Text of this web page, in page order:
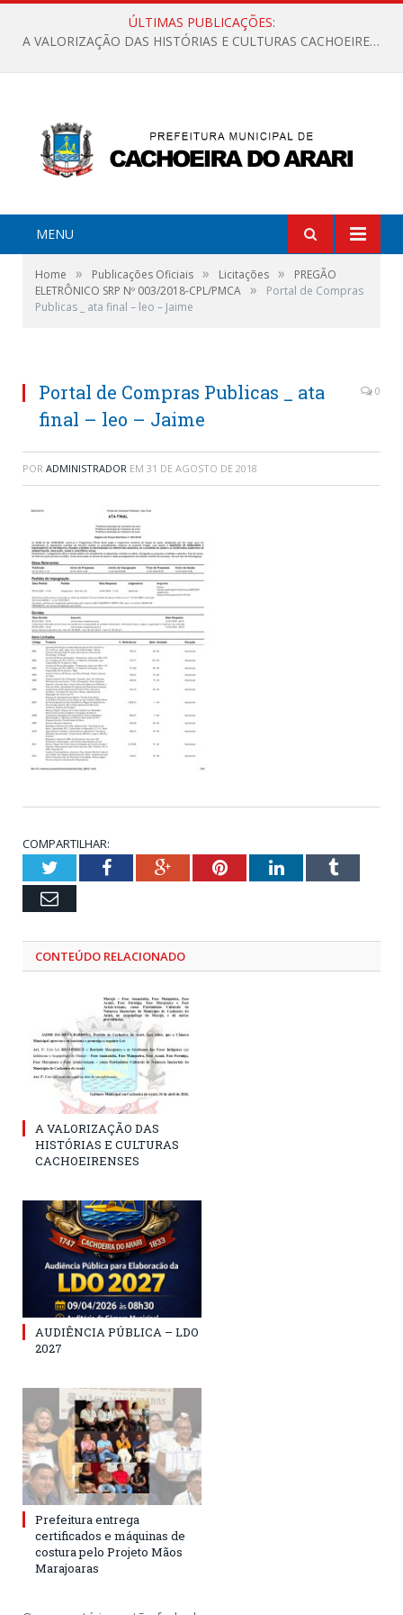
ÚLTIMAS PUBLICAÇÕES:
A VALORIZAÇÃO DAS HISTÓRIAS E CULTURAS CACHOEIRENSES
MENU
Home » Publicações Oficiais » Licitações »
PREGÃO
ELETRÔNICO SRP Nº 003/2018-CPL/PMCA »
Portal de Compras
Publicas _ ata final – leo – Jaime
Portal de Compras Publicas _ ata
final – leo – Jaime
0
POR ADMINISTRADOR EM 31 DE AGOSTO DE 2018
COMPARTILHAR:
TwitterFacebookGoogle+PinterestLinkedInTumblr
Email
CONTEÚDO RELACIONADO
A VALORIZAÇÃO DAS
HISTÓRIAS E CULTURAS
CACHOEIRENSES
AUDIÊNCIA PÚBLICA – LDO
2027
Prefeitura entrega
certificados e máquinas de
costura pelo Projeto Mãos
Marajoaras